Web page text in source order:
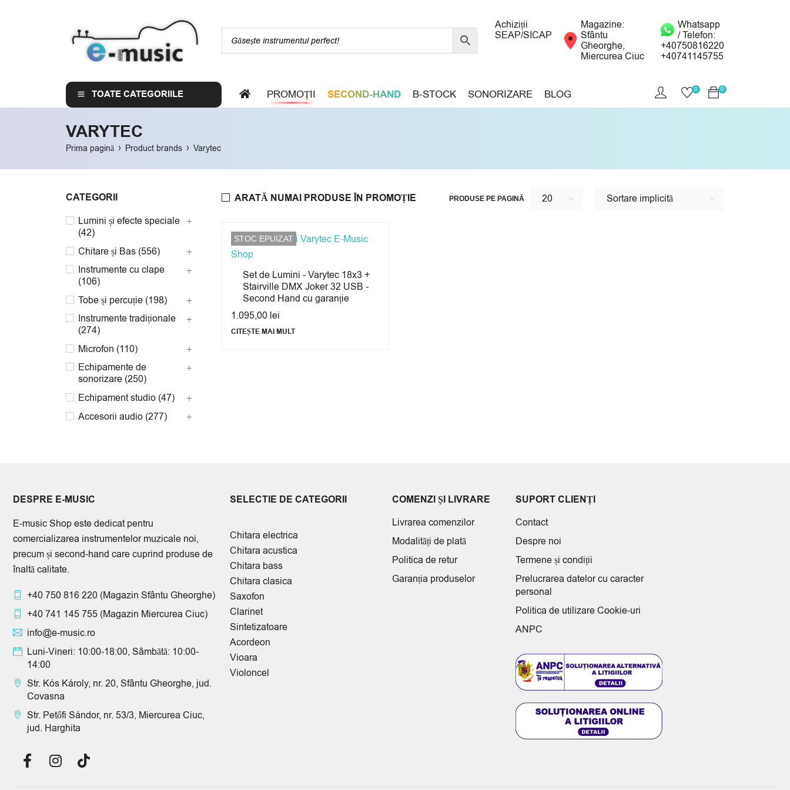
Achiziții
SEAP/SICAP
Magazine:
Sfântu
Gheorghe,
Miercurea Ciuc
Whatsapp
/ Telefon:
+40750816220
+40741145755
TOATE CATEGORIILE PROMOȚII SECOND-HAND B-STOCK SONORIZARE BLOG 0
0
VARYTEC
Prima pagină › Product brands › Varytec
CATEGORII
Lumini și efecte speciale
(42)
Chitare și Bas (556)
Instrumente cu clape
(106)
Tobe și percuție (198)
Instrumente tradiționale
(274)
Microfon (110)
Echipamente de
sonorizare (250)
Echipament studio (47)
Accesorii audio (277)
Echipamente DJ (11)
Cadouri (1)
Produse Resigilate (3)
Scenotehnică (15)
PREȚ
Preț:1.090 lei—1.100 lei
Sortare implicită
PRODUSE PE PAGINĂ 20
ARATĂ NUMAI PRODUSE ÎN PROMOȚIE
STOC EPUIZAT
Set de Lumini - Varytec 18x3 +
Stairville DMX Joker 32 USB -
Second Hand cu garanție
1.095,00 lei
CITEȘTE MAI MULT
DESPRE E-MUSIC
E-music Shop este dedicat pentru
comercializarea instrumentelor muzicale noi,
precum și second-hand care cuprind produse de
înaltă calitate.
+40 750 816 220 (Magazin Sfântu Gheorghe)
+40 741 145 755 (Magazin Miercurea Ciuc)
info@e-music.ro
Luni-Vineri: 10:00-18:00, Sâmbătă: 10:00-
14:00
Str. Kós Károly, nr. 20, Sfântu Gheorghe, jud.
Covasna
Str. Petőfi Sándor, nr. 53/3, Miercurea Ciuc,
jud. Harghita
SELECTIE DE CATEGORII
Chitara electrica
Chitara acustica
Chitara bass
Chitara clasica
Saxofon
Clarinet
Sintetizatoare
Acordeon
Vioara
Violoncel
COMENZI ȘI LIVRARE
Livrarea comenzilor
Modalități de plată
Politica de retur
Garanția produselor
SUPORT CLIENȚI
Contact
Despre noi
Termene și condiții
Prelucrarea datelor cu caracter
personal
Politica de utilizare Cookie-uri
ANPC